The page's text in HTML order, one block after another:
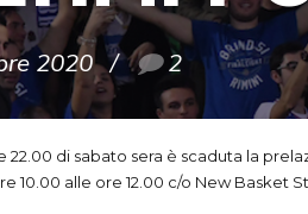
2020 2
22.00 di sabato sera è scaduta la
10.00 alle ore 12.00 c/o New Basket